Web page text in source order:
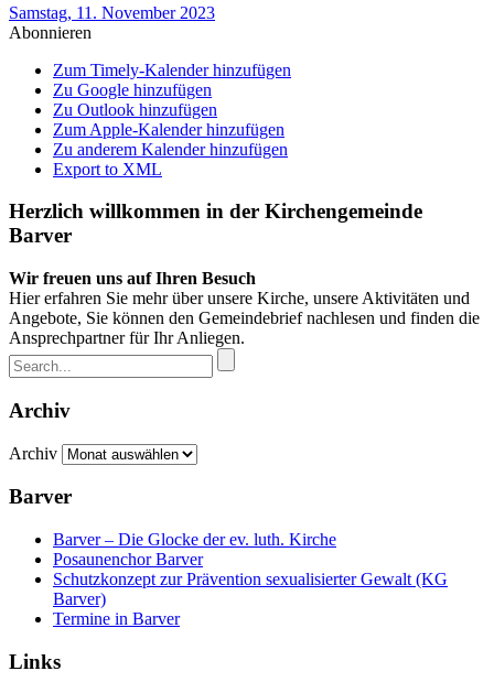
Samstag, 11. November 2023
Abonnieren
Zum Timely-Kalender hinzufügen
Zu Google hinzufügen
Zu Outlook hinzufügen
Zum Apple-Kalender hinzufügen
Zu anderem Kalender hinzufügen
Export to XML
Herzlich willkommen in der Kirchengemeinde
Barver
Wir freuen uns auf Ihren Besuch
Hier erfahren Sie mehr über unsere Kirche, unsere Aktivitäten und
Angebote, Sie können den Gemeindebrief nachlesen und finden die
Ansprechpartner für Ihr Anliegen.
Archiv
Archiv
Barver
Barver – Die Glocke der ev. luth. Kirche
Posaunenchor Barver
Schutzkonzept zur Prävention sexualisierter Gewalt (KG
Barver)
Termine in Barver
Links